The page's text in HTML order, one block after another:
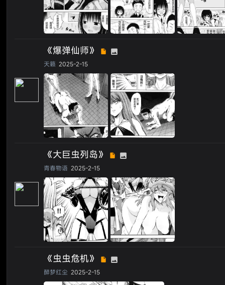
《爆弹仙师》
天籁 2025-2-15
《大巨虫列岛》
青春物语 2025-2-15
《虫虫危机》
醉梦红尘 2025-2-15